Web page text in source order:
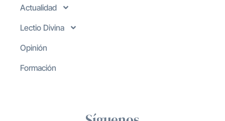
Actualidad
Lectio Divina
Opinión
Formación